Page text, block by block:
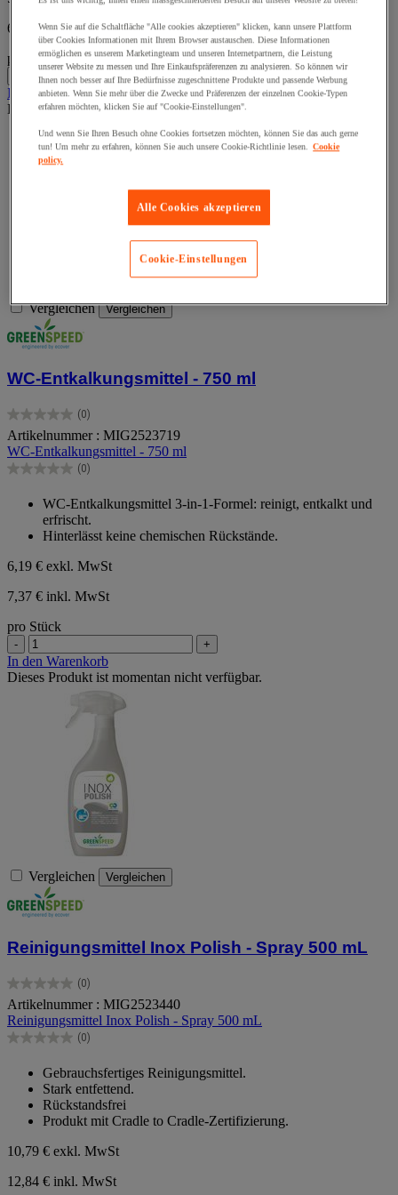
6,06 € inkl. MwSt
pro Stück
+
In den Warenkorb
Dieses Produkt ist momentan nicht verfügbar.
Vergleichen Vergleichen
WC-Entkalkungsmittel - 750 ml
(0)
0.0
von
5
Sternen.
Artikelnummer : MIG2523719
WC-Entkalkungsmittel - 750 ml
(0)
0.0
Sternen.
WC-Entkalkungsmittel 3-in-1-Formel: reinigt, entkalkt und
erfrischt.
Hinterlässt keine chemischen Rückstände.
6,19 € exkl. MwSt
7,37 € inkl. MwSt
pro Stück
- +
In den Warenkorb
Dieses Produkt ist momentan nicht verfügbar.
Vergleichen Vergleichen
Reinigungsmittel Inox Polish - Spray 500 mL
(0)
0.0
von
5
Sternen.
Artikelnummer : MIG2523440
Reinigungsmittel Inox Polish - Spray 500 mL
(0)
0.0
Sternen.
Gebrauchsfertiges Reinigungsmittel.
Stark entfettend.
Rückstandsfrei
Produkt mit Cradle to Cradle-Zertifizierung.
10,79 € exkl. MwSt
12,84 € inkl. MwSt
Wenn Sie auf die Schaltfläche "Alle cookies akzeptieren" klicken, kann unsere Plattform
über Cookies Informationen mit Ihrem Browser austauschen. Diese Informationen
ermöglichen es unserem Marketingteam und unseren Internetpartnern, die Leistung
unserer Website zu messen und Ihre Einkaufspräferenzen zu analysieren. So können wir
Ihnen noch besser auf Ihre Bedürfnisse zugeschnittene Produkte und passende Werbung
anbieten. Wenn Sie mehr über die Zwecke und Präferenzen der einzelnen Cookie-Typen
erfahren möchten, klicken Sie auf "Cookie-Einstellungen".
Und wenn Sie Ihren Besuch ohne Cookies fortsetzen möchten, können Sie das auch gerne
tun! Um mehr zu erfahren, können Sie auch unsere Cookie-Richtlinie lesen. Cookie
policy.
Alle Cookies akzeptieren
Cookie-Einstellungen